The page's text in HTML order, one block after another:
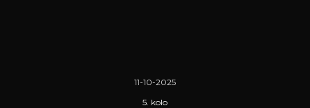
11-10-2025
5. kolo